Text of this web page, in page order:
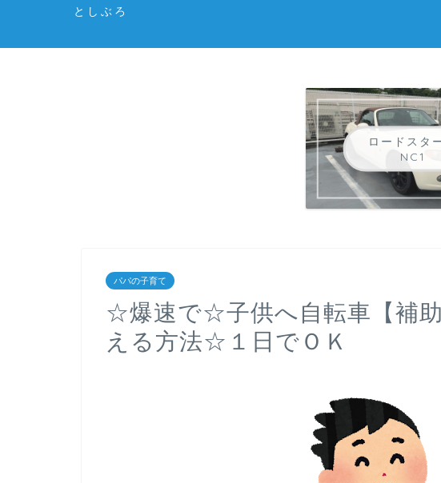
としぶろ
ロードスタ
NC1
パパの子育て
☆爆速で☆子供へ自転車【補
える方法☆１日でＯＫ